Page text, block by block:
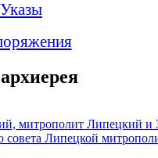
Указы
митрополит Липецкий и
совета Липецкой